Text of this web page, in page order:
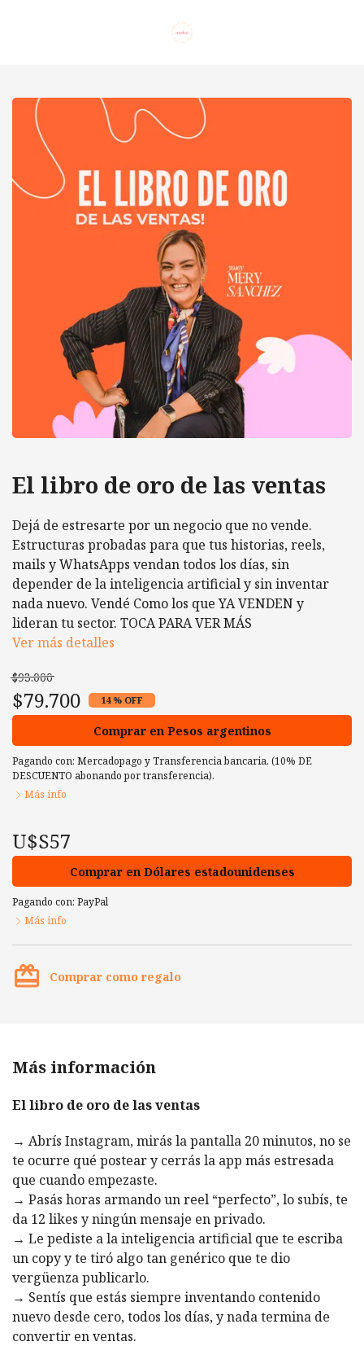
El libro de oro de las ventas
Dejá de estresarte por un negocio que no vende.
Estructuras probadas para que tus historias, reels,
mails y WhatsApps vendan todos los días, sin
depender de la inteligencia artificial y sin inventar
nada nuevo. Vendé Como los que YA VENDEN y
lideran tu sector. TOCA PARA VER MÁS
Ver más detalles
$93.000
$79.700 14 % OFF
Comprar en Pesos argentinos
Pagando con: Mercadopago yTransferencia bancaria. (10% DE
DESCUENTO abonando por transferencia).
Más info
U$S57
Comprar en Dólares estadounidenses
Pagando con: PayPal
Más info
card_giftcard Comprar como regalo
Más información
El libro de oro de las ventas
→ Abrís Instagram, mirás la pantalla 20 minutos, no se
te ocurre qué postear y cerrás la app más estresada
que cuando empezaste.
→ Pasás horas armando un reel “perfecto”, lo subís, te
da 12 likes y ningún mensaje en privado.
→ Le pediste a la inteligencia artificial que te escriba
un copy y te tiró algo tan genérico que te dio
vergüenza publicarlo.
→ Sentís que estás siempre inventando contenido
nuevo desde cero, todos los días, y nada termina de
convertir en ventas.